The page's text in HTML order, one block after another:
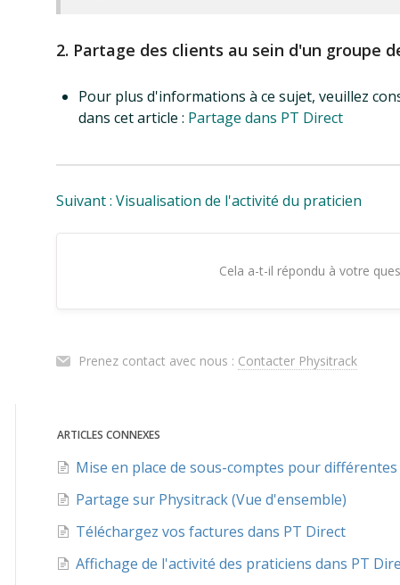
2. Partage des clients au sein d'un groupe
Pour plus d'informations à ce sujet, veuillez
dans cet article : Partage dans PT Direct
Suivant : Visualisation de l'activité du praticien
Cela a-t-il répondu à votre
Prenez contact avec nous : Contacter Physitrack
ARTICLES CONNEXES
Mise en place de sous-comptes pour
Partage sur Physitrack (Vue d'ensemble)
Téléchargez vos factures dans PT Direct
Affichage de l'activité des praticiens dans PT